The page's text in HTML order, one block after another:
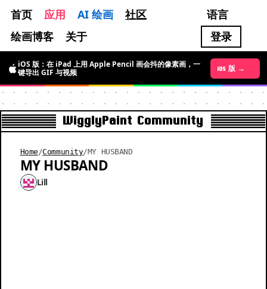
首页 应用 AI 绘画
社区
绘画博客
关于
语言
登录
Android 版 →
iOS 版：在 iPad 上用 Apple Pencil 画会抖的像素画，一
键导出 GIF 与视频
iOS 版 →
WigglyPaint Community
Home /Community/MY HUSBAND
MY HUSBAND
Lill